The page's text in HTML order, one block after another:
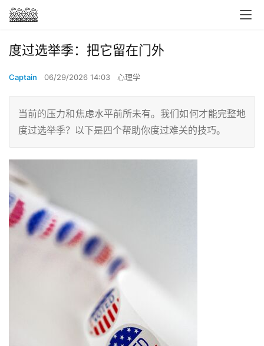
度过选举季：把它留在门外
Captain 06/29/2026 14:03 心理学
当前的压力和焦虑水平前所未有。我们如何才能完整地
度过选举季？以下是四个帮助你度过难关的技巧。